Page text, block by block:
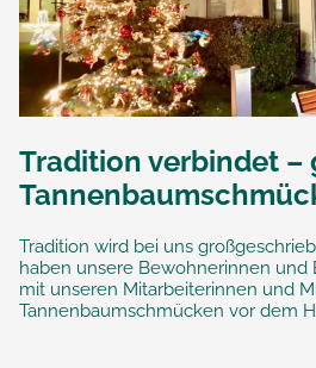
Tradition verbindet –
Tradition wird bei uns
haben unsere Bewohnerinnen und
mit unseren Mitarbeiterinnen und
Tannenbaumschmücken vor dem